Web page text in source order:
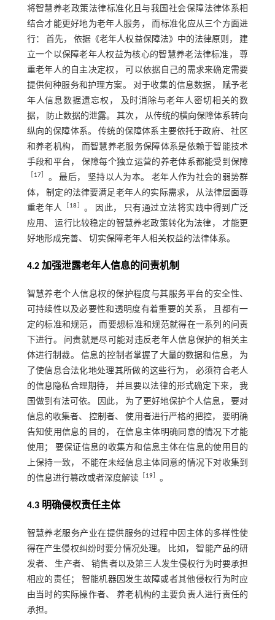
将智慧养老政策法律标准化且与我国社会保障法律体系相
结合才能更好地为老年人服务， 而标准化应从三个方面进
行： 首先， 依据《老年人权益保障法》中的法律原则， 建
立一个以保障老年人权益为核心的智慧养老法律标准， 尊
重老年人的自主决定权， 可以依据自己的需求来确定需要
提供何种服务和护理方案。 对于收集的信息数据， 赋予老
年人信息数据遗忘权， 及时消除与老年人密切相关的数
据， 防止数据的泄露。 其次， 从传统的横向保障体系转向
纵向的保障体系。 传统的保障体系主要依托于政府、 社区
和养老机构， 而智慧养老服务保障体系是依赖于智能技术
手段和平台， 保障每个独立运营的养老体系都能受到保障
17］ 。 最后， 坚持以人为本。 老年人作为社会的弱势群
体， 制定的法律要满足老年人的实际需求， 从法律层面尊
重老年人
18
。 因此， 只有通过立法将实践中得到广泛
应用、 运行比较稳定的智慧养老政策转化为法律， 才能更
好地形成完善、 切实保障老年人相关权益的法律体系。
4.2 加强泄露老年人信息的问责机制
智慧养老个人信息权的保护程度与其服务平台的安全性、
可持续性以及必要性和透明度有着重要的关系， 且都有一
定的标准和规范， 而要想标准和规范就得在一系列的问责
下进行。 问责就是尽可能对违反老年人信息保护的相关主
体进行制裁。 信息的控制者掌握了大量的数据和信息， 为
了使信息合法化地处理其所做的这些行为， 必须符合老人
的信息隐私合理期待， 并且要以法律的形式确定下来， 我
国做到有法可依。 因此， 为了更好地保护个人信息， 要对
信息的收集者、 控制者、 使用者进行严格的把控， 要明确
告知使用信息的目的， 在信息主体明确同意的情况下才能
使用； 要保证信息的收集方和信息主体在信息的使用目的
上保持一致， 不能在未经信息主体同意的情况下对收集到
的信息进行篡改或者深度解读
19］ 。
4.3 明确侵权责任主体
智慧养老服务产业在提供服务的过程中因主体的多样性使
得在产生侵权纠纷时要分情况处理。 比如， 智能产品的研
发者、 生产者、 销售者以及第三人发生侵权行为时要承担
相应的责任； 智能机器因发生故障或者其他侵权行为时应
由当时的实际操作者、 养老机构的主要负责人进行责任的
承担。